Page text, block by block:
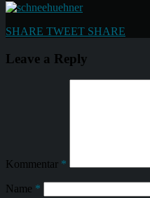
SHARE TWEET SHARE
Leave a Reply
Kommentar *
Name *